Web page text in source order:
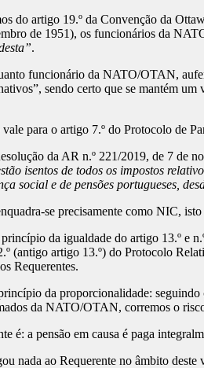
do artigo 19.º da Convenção da
de 1951), os funcionários da
.
funcionário da NATO/OTAN,
sendo certo que se mantém
para o artigo 7.º do Protocolo de
da AR n.º 221/2019, de 7 de
isentos de todos os impostos
social e de pensões portugueses,
se precisamente como NIC,
da igualdade do artigo 13.º e
(antigo artigo 13.º) do Protocolo
Requerentes.
da proporcionalidade:
da NATO/OTAN, corremos o
é: a pensão em causa é paga
nada ao Requerente no âmbito